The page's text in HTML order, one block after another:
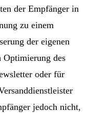
der Empfänger in
zu einem
der eigenen
Optimierung des
oder für
jedoch nicht,